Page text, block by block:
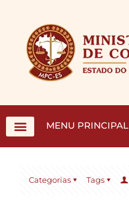
MENU PRINCIPAL
Categorias Tags